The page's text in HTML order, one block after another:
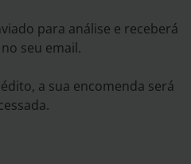
para análise e receberá
seu email.
a sua encomenda será